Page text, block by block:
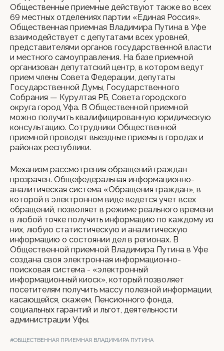
Общественные приемные действуют также во всех
69 местных отделениях партии «Единая Россия».
Общественная приемная Владимира Путина в Уфе
взаимодействует с депутатами всех уровней,
представителями органов государственной власти
и местного самоуправления. На базе приемной
организован депутатский центр, в котором ведут
прием члены Совета Федерации, депутаты
Государственной Думы, Государственного
Собрания — Курултая РБ, Совета городского
округа город Уфа. В Общественной приемной
можно получить квалифицированную юридическую
консультацию. Сотрудники Общественной
приемной проводят выездные приемы в городах и
районах республики.
Механизм рассмотрения обращений граждан
прозрачен. Общефедеральная информационно-
аналитическая система «Обращения граждан», в
которой в электронном виде ведется учет всех
обращений, позволяет в режиме реального времени
в любой точке получить информацию по каждому из
них, любую статистическую и аналитическую
информацию о состоянии дел в регионах. В
Общественной приемной Владимира Путина в Уфе
создана своя электронная информационно-
поисковая система - «электронный
информационный киоск», который позволяет
посетителям получить массу полезной информации,
касающейся, скажем, Пенсионного фонда,
социальных гарантий и льгот, деятельности
администрации Уфы.
#ОБЩЕСТВЕННАЯ ПРИЕМНАЯ ВЛАДИМИРА ПУТИНА